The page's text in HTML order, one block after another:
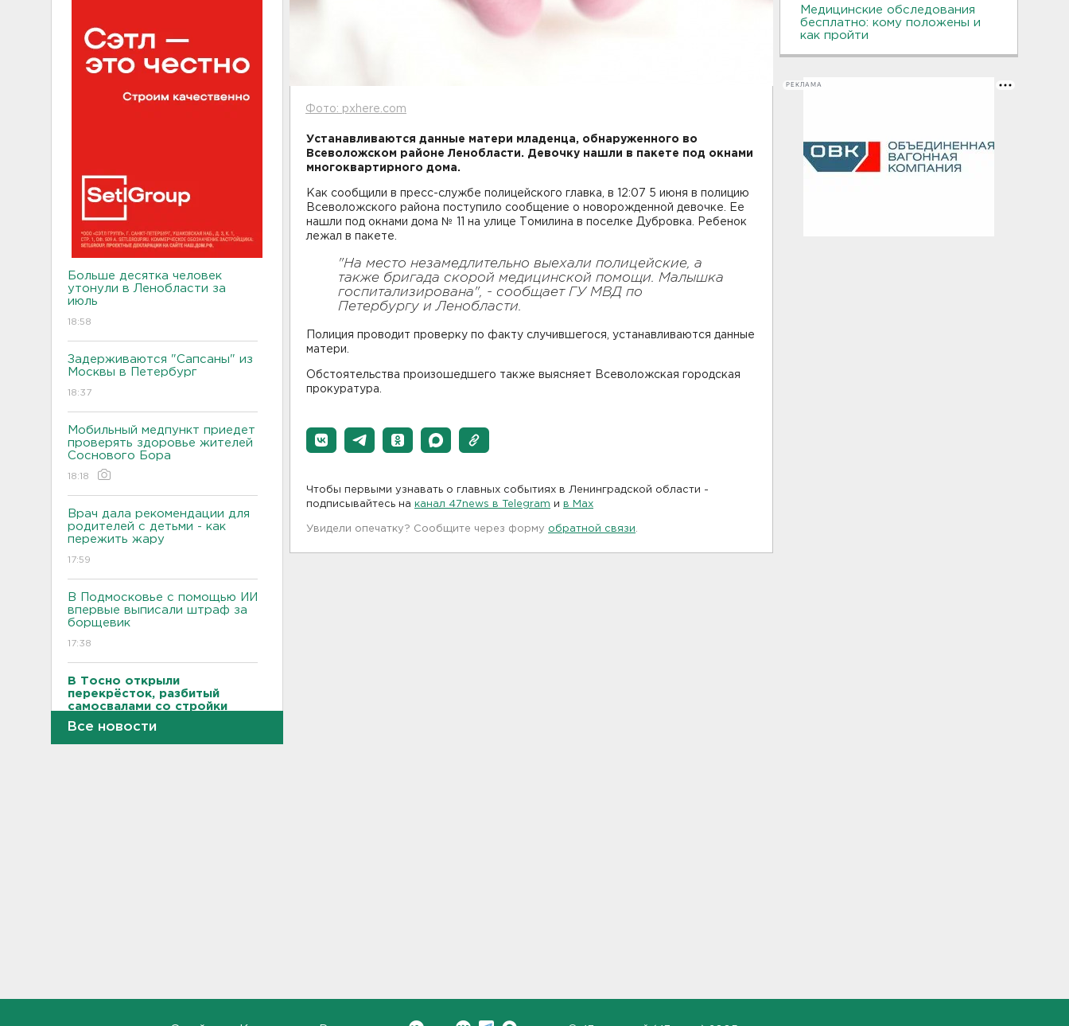
Больше десятка человек
утонули в Ленобласти за
июль
18:58
Задерживаются "Сапсаны" из
Москвы в Петербург
18:37
Мобильный медпункт приедет
проверять здоровье жителей
Соснового Бора
18:18
Врач дала рекомендации для
родителей с детьми - как
пережить жару
17:59
В Подмосковье с помощью ИИ
впервые выписали штраф за
борщевик
17:38
В Тосно открыли
перекрёсток, разбитый
самосвалами со стройки
Все новости
Фото: pxhere.com
Устанавливаются данные матери младенца, обнаруженного во
Всеволожском районе Ленобласти. Девочку нашли в пакете под окнами
многоквартирного дома.
Как сообщили в пресс-службе полицейского главка, в 12:07 5 июня в полицию
Всеволожского района поступило сообщение о новорожденной девочке. Ее
нашли под окнами дома № 11 на улице Томилина в поселке Дубровка. Ребенок
лежал в пакете.
"На место незамедлительно выехали полицейские, а
также бригада скорой медицинской помощи. Малышка
госпитализирована", - сообщает ГУ МВД по
Петербургу и Ленобласти.
Полиция проводит проверку по факту случившегося, устанавливаются данные
матери.
Обстоятельства произошедшего также выясняет Всеволожская городская
прокуратура.
Чтобы первыми узнавать о главных событиях в Ленинградской области -
подписывайтесь на канал 47news в Telegram и в Maх
Увидели опечатку? Сообщите через форму обратной связи
Медицинские обследования
бесплатно: кому положены и
как пройти
РЕКЛАМА